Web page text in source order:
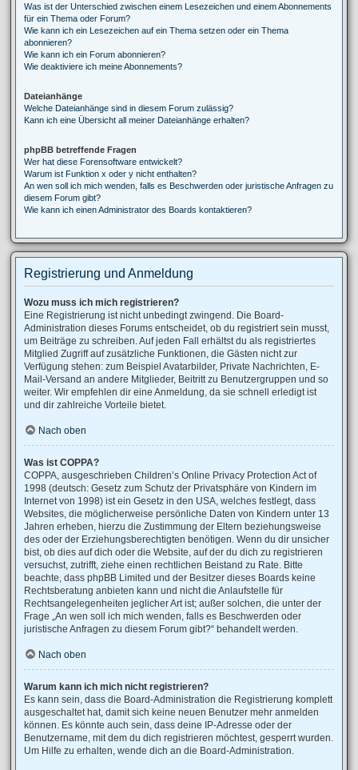
Was ist der Unterschied zwischen einem Lesezeichen und einem Abonnements
für ein Thema oder Forum?
Wie kann ich ein Lesezeichen auf ein Thema setzen oder ein Thema
abonnieren?
Wie kann ich ein Forum abonnieren?
Wie deaktiviere ich meine Abonnements?
Dateianhänge
Welche Dateianhänge sind in diesem Forum zulässig?
Kann ich eine Übersicht all meiner Dateianhänge erhalten?
phpBB betreffende Fragen
Wer hat diese Forensoftware entwickelt?
Warum ist Funktion x oder y nicht enthalten?
An wen soll ich mich wenden, falls es Beschwerden oder juristische Anfragen zu
diesem Forum gibt?
Wie kann ich einen Administrator des Boards kontaktieren?
Registrierung und Anmeldung
Wozu muss ich mich registrieren?
Eine Registrierung ist nicht unbedingt zwingend. Die Board-
Administration dieses Forums entscheidet, ob du registriert sein musst,
um Beiträge zu schreiben. Auf jeden Fall erhältst du als registriertes
Mitglied Zugriff auf zusätzliche Funktionen, die Gästen nicht zur
Verfügung stehen: zum Beispiel Avatarbilder, Private Nachrichten, E-
Mail-Versand an andere Mitglieder, Beitritt zu Benutzergruppen und so
weiter. Wir empfehlen dir eine Anmeldung, da sie schnell erledigt ist
und dir zahlreiche Vorteile bietet.
Nach oben
Was ist COPPA?
COPPA, ausgeschrieben Children’s Online Privacy Protection Act of
1998 (deutsch: Gesetz zum Schutz der Privatsphäre von Kindern im
Internet von 1998) ist ein Gesetz in den USA, welches festlegt, dass
Websites, die möglicherweise persönliche Daten von Kindern unter 13
Jahren erheben, hierzu die Zustimmung der Eltern beziehungsweise
des oder der Erziehungsberechtigten benötigen. Wenn du dir unsicher
bist, ob dies auf dich oder die Website, auf der du dich zu registrieren
versuchst, zutrifft, ziehe einen rechtlichen Beistand zu Rate. Bitte
beachte, dass phpBB Limited und der Besitzer dieses Boards keine
Rechtsberatung anbieten kann und nicht die Anlaufstelle für
Rechtsangelegenheiten jeglicher Art ist; außer solchen, die unter der
Frage „An wen soll ich mich wenden, falls es Beschwerden oder
juristische Anfragen zu diesem Forum gibt?“ behandelt werden.
Nach oben
Warum kann ich mich nicht registrieren?
Es kann sein, dass die Board-Administration die Registrierung komplett
ausgeschaltet hat, damit sich keine neuen Benutzer mehr anmelden
können. Es könnte auch sein, dass deine IP-Adresse oder der
Benutzername, mit dem du dich registrieren möchtest, gesperrt wurden.
Um Hilfe zu erhalten, wende dich an die Board-Administration.